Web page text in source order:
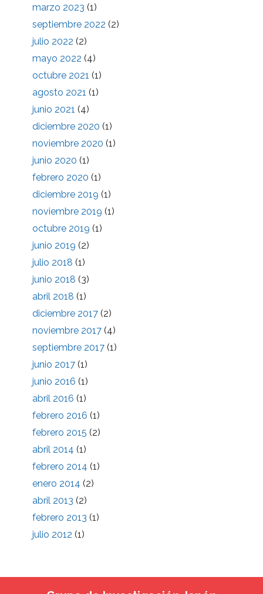
marzo 2023 (1)
septiembre 2022 (2)
julio 2022 (2)
mayo 2022 (4)
octubre 2021 (1)
agosto 2021 (1)
junio 2021 (4)
diciembre 2020 (1)
noviembre 2020 (1)
junio 2020 (1)
febrero 2020 (1)
diciembre 2019 (1)
noviembre 2019 (1)
octubre 2019 (1)
junio 2019 (2)
julio 2018 (1)
junio 2018 (3)
abril 2018 (1)
diciembre 2017 (2)
noviembre 2017 (4)
septiembre 2017 (1)
junio 2017 (1)
junio 2016 (1)
abril 2016 (1)
febrero 2016 (1)
febrero 2015 (2)
abril 2014 (1)
febrero 2014 (1)
enero 2014 (2)
abril 2013 (2)
febrero 2013 (1)
julio 2012 (1)